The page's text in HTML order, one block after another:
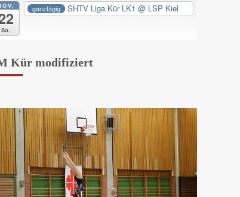
So.
ganztägig SHTV Liga Kür LK1 @ LSP Kiel
Kür modifiziert